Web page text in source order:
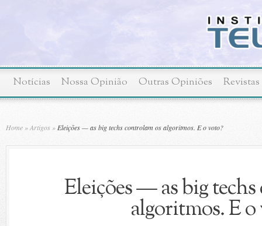
Notícias Nossa Opinião Outras Opiniões Revistas
Home »Artigos » Eleições — as big techs controlam os algoritmos. E o voto?
Eleições — as big
algoritmos. E o